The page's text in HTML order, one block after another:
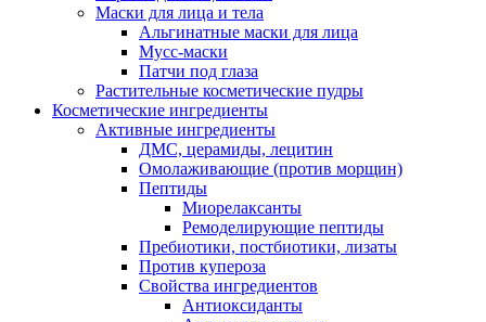
Маски для лица и тела
Альгинатные маски для лица
Мусс-маски
Патчи под глаза
Растительные косметические пудры
Косметические ингредиенты
Активные ингредиенты
ДМС, церамиды, лецитин
Омолаживающие (против морщин)
Пептиды
Миорелаксанты
Ремоделирующие пептиды
Пребиотики, постбиотики, лизаты
Против купероза
Свойства ингредиентов
Антиоксиданты